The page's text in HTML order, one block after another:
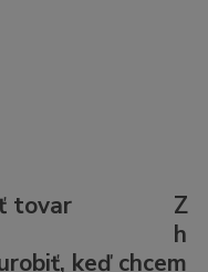
Z
h
keď chcem